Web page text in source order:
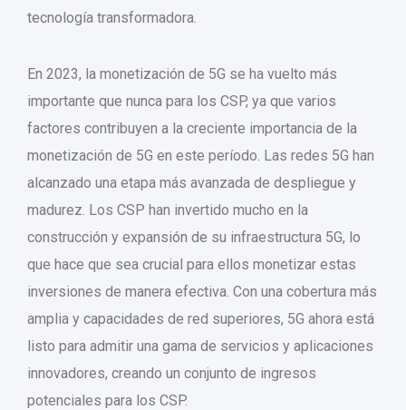
tecnología transformadora.
En 2023, la monetización de 5G se ha vuelto más
importante que nunca para los CSP, ya que varios
factores contribuyen a la creciente importancia de la
monetización de 5G en este período. Las redes 5G han
alcanzado una etapa más avanzada de despliegue y
madurez. Los CSP han invertido mucho en la
construcción y expansión de su infraestructura 5G, lo
que hace que sea crucial para ellos monetizar estas
inversiones de manera efectiva. Con una cobertura más
amplia y capacidades de red superiores, 5G ahora está
listo para admitir una gama de servicios y aplicaciones
innovadores, creando un conjunto de ingresos
potenciales para los CSP.